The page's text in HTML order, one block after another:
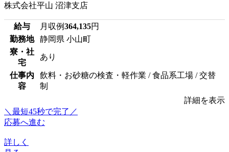
株式会社平山 沼津支店
給与 月収例364,135円
勤務地
静岡県 小山町
寮・社
宅
あり
仕事内
容
飲料・お砂糖の検査・軽作業 / 食品系工場 / 交替
制
詳細を表示
＼最短45秒で完了／
応募へ進む
詳しく